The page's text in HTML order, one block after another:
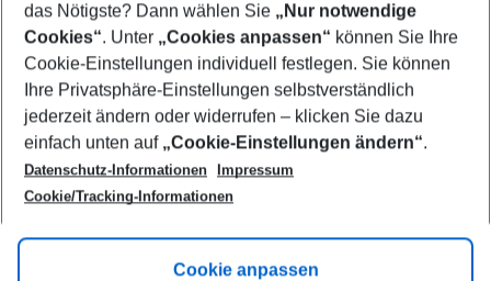
Footer
Footer navigation
Über uns
AGB
Cookie-Einstellungen ändern
Cookie-Richtlinie
Datenschutz
Service & Hilfe
Barrierefreies Reisen
Check-in
Flugbeschränkungen
Folgen Sie uns
das Nötigste? Dann wählen Sie „Nur notwendige
Cookies“. Unter „Cookies anpassen“ können Sie Ihre
Cookie-Einstellungen individuell festlegen. Sie können
Ihre Privatsphäre-Einstellungen selbstverständlich
jederzeit ändern oder widerrufen – klicken Sie dazu
einfach unten auf „Cookie-Einstellungen ändern“.
Datenschutz-Informationen
Impressum
Cookie/Tracking-Informationen
Cookie anpassen